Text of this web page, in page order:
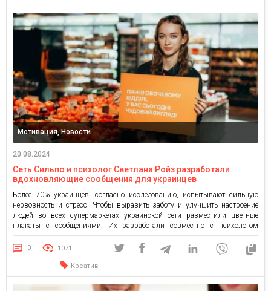
Мотивация, Новости
20.08.2024
Сеть Сильпо и психолог Светлана Ройз разработали
вдохновляющие сообщения для украинцев
Более 70% украинцев, согласно исследованию, испытывают сильную
нервозность и стресс. Чтобы выразить заботу и улучшить настроение
людей во всех супермаркетах украинской сети разместили цветные
плакаты с сообщениями. Их разработали совместно с психологом
Светланой Ройз в рамках инициативы «Тот самый знак!». Выбирая багет
или рассчитываясь на кассе самообслуживания, гости супермаркета
увидят фразы «Ваша улыбка много значит», […]
0 1071
Креатив